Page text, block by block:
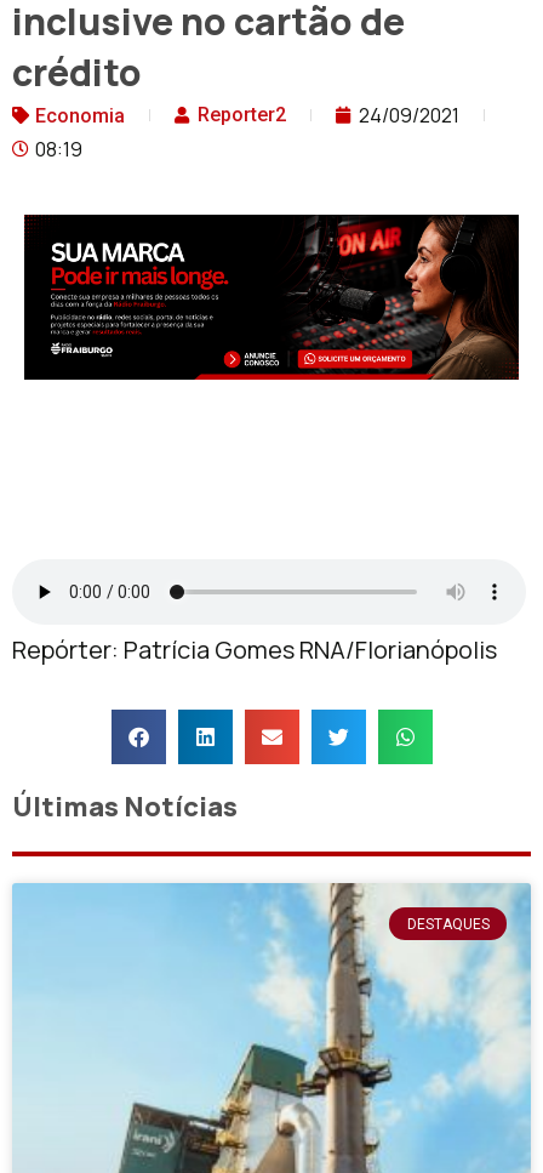
inclusive no cartão de
crédito
Economia Reporter2
24/09/2021
08:19
Repórter: Patrícia Gomes RNA/Florianópolis
Últimas Notícias
DESTAQUES